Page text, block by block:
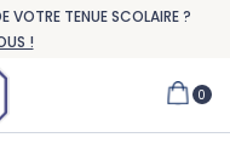
VOTRE TENUE SCOLAIRE ?
!
0